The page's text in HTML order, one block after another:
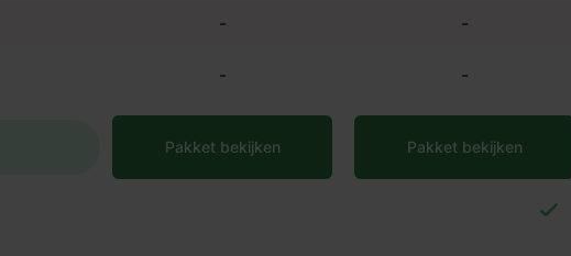
- -
- -
Pakket bekijken Pakket bekijken